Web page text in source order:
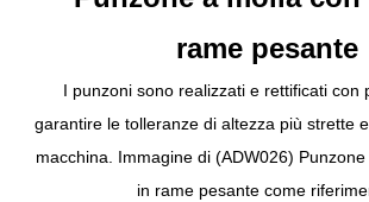
rame pesante
I punzoni sono realizzati e rettificati con
garantire le tolleranze di altezza più strette
macchina. Immagine di (ADW026)
in rame pesante come